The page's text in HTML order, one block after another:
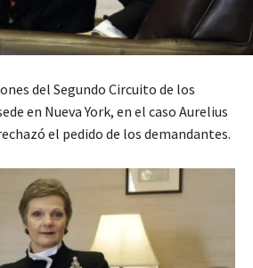
del Segundo Circuito de los
en Nueva York, en el caso Aurelius
el pedido de los demandantes.